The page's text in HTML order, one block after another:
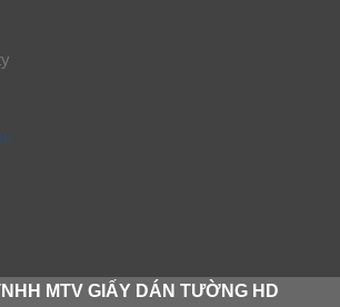
MTV GIẤY DÁN TƯỜNG HD